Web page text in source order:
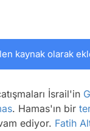
kaynak olarak
İsrail'in
. Hamas'ın bir
ediyor. Fatih